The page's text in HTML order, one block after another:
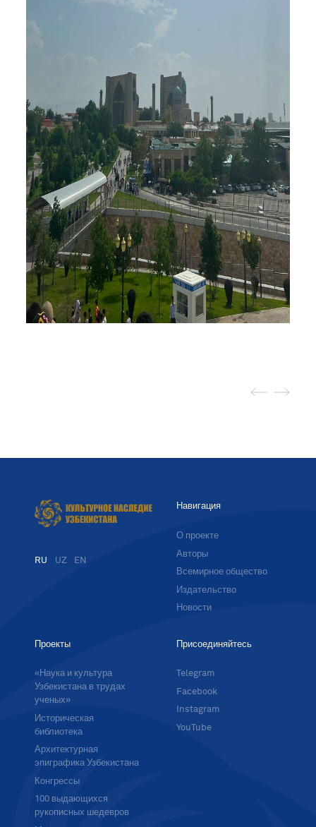
RU UZ EN
Навигация
О проекте
Авторы
Всемирное общество
Издательство
Новости
Проекты
«Наука и культура
Узбекистана в трудах
ученых»
Историческая
библиотека
Архитектурная
эпиграфика Узбекистана
Конгрессы
100 выдающихся
рукописных шедевров
Присоединяйтесь
Telegram
Facebook
Instagram
YouTube